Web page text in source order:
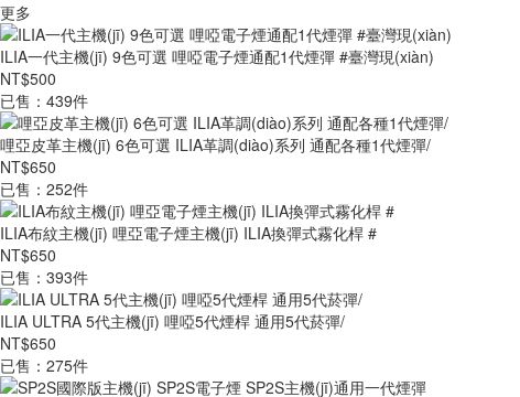
更多
ILIA一代主機(jī) 9色可選 哩啞電子煙通配1代煙彈 #臺灣現(xiàn)
NT$500
已售：439件
哩亞皮革主機(jī) 6色可選 ILIA革調(diào)系列 通配各種1代煙彈/
NT$650
已售：252件
ILIA布紋主機(jī) 哩亞電子煙主機(jī) ILIA換彈式霧化桿 #
NT$650
已售：393件
ILIA ULTRA 5代主機(jī) 哩啞5代煙桿 通用5代菸彈/
NT$650
已售：275件